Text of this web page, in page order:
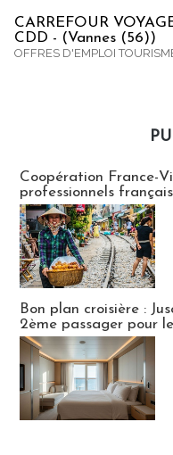
CARREFOUR
CDD - (Vannes (56))
OFFRES D'EMPLOI
Coopération France-
professionnels
Bon plan croisière :
2ème passager pour